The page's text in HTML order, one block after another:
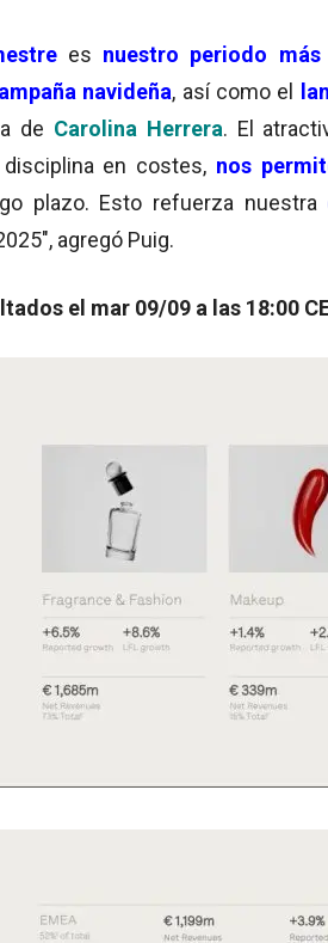
es nuestro periodo
navideña, así como el
de Carolina Herrera. El
en costes, nos
plazo. Esto refuerza nuestra
agregó Puig.
el mar 09/09 a las 18:00